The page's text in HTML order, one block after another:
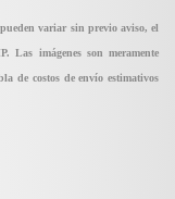
variar sin previo aviso, el
Las imágenes son meramente
de costos de envío estimativos